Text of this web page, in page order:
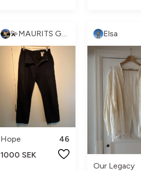
💫MAURITS GARDEROB💫
Hope
46
1000 SEK
Elsa
Our Legacy